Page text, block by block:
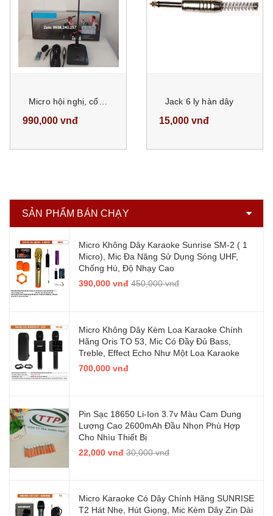
990,000 vnđ
Jack 6 ly hàn dây
15,000 vnđ
SẢN PHẨM BÁN CHẠY
Micro Không Dây Karaoke Sunrise SM-2 ( 1
Micro), Mic Đa Năng Sử Dụng Sóng UHF,
Chống Hú, Độ Nhạy Cao
390,000 vnđ 450,000 vnđ
Micro Không Dây Kèm Loa Karaoke Chính
Hãng Oris TO 53, Mic Có Đầy Đủ Bass,
Treble, Effect Echo Như Một Loa Karaoke
700,000 vnđ
Pin Sạc 18650 Li-Ion 3.7v Màu Cam Dung
Lượng Cao 2600mAh Đầu Nhọn Phù Hợp
Cho Nhìu Thiết Bị
22,000 vnđ 30,000 vnđ
Micro Karaoke Có Dây Chính Hãng SUNRISE
T2 Hát Nhẹ, Hút Giọng, Mic Kèm Dây Zin Dài